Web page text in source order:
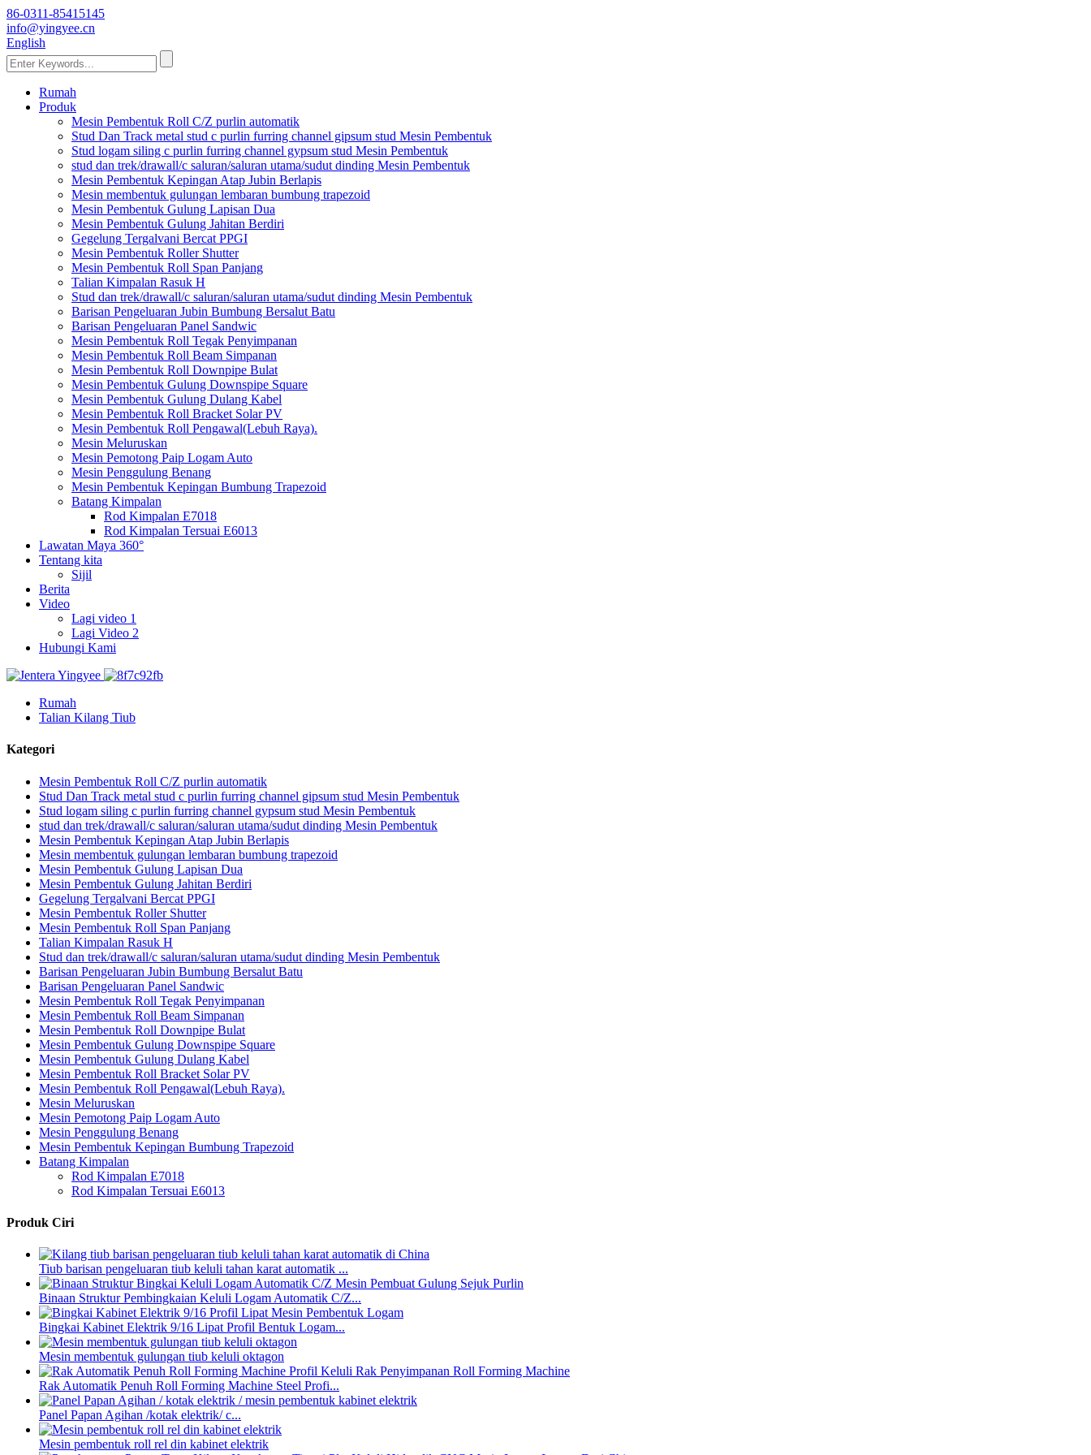
86-0311-85415145
info@yingyee.cn
English
Rumah
Produk
Mesin Pembentuk Roll C/Z purlin automatik
Stud Dan Track metal stud c purlin furring channel gipsum stud Mesin Pembentuk
Stud logam siling c purlin furring channel gypsum stud Mesin Pembentuk
stud dan trek/drawall/c saluran/saluran utama/sudut dinding Mesin Pembentuk
Mesin Pembentuk Kepingan Atap Jubin Berlapis
Mesin membentuk gulungan lembaran bumbung trapezoid
Mesin Pembentuk Gulung Lapisan Dua
Mesin Pembentuk Gulung Jahitan Berdiri
Gegelung Tergalvani Bercat PPGI
Mesin Pembentuk Roller Shutter
Mesin Pembentuk Roll Span Panjang
Talian Kimpalan Rasuk H
Stud dan trek/drawall/c saluran/saluran utama/sudut dinding Mesin Pembentuk
Barisan Pengeluaran Jubin Bumbung Bersalut Batu
Barisan Pengeluaran Panel Sandwic
Mesin Pembentuk Roll Tegak Penyimpanan
Mesin Pembentuk Roll Beam Simpanan
Mesin Pembentuk Roll Downpipe Bulat
Mesin Pembentuk Gulung Downspipe Square
Mesin Pembentuk Gulung Dulang Kabel
Mesin Pembentuk Roll Bracket Solar PV
Mesin Pembentuk Roll Pengawal(Lebuh Raya).
Mesin Meluruskan
Mesin Pemotong Paip Logam Auto
Mesin Penggulung Benang
Mesin Pembentuk Kepingan Bumbung Trapezoid
Batang Kimpalan
Rod Kimpalan E7018
Rod Kimpalan Tersuai E6013
Lawatan Maya 360°
Tentang kita
Sijil
Berita
Video
Lagi video 1
Lagi Video 2
Hubungi Kami
Rumah
Talian Kilang Tiub
Kategori
Mesin Pembentuk Roll C/Z purlin automatik
Stud Dan Track metal stud c purlin furring channel gipsum stud Mesin Pembentuk
Stud logam siling c purlin furring channel gypsum stud Mesin Pembentuk
stud dan trek/drawall/c saluran/saluran utama/sudut dinding Mesin Pembentuk
Mesin Pembentuk Kepingan Atap Jubin Berlapis
Mesin membentuk gulungan lembaran bumbung trapezoid
Mesin Pembentuk Gulung Lapisan Dua
Mesin Pembentuk Gulung Jahitan Berdiri
Gegelung Tergalvani Bercat PPGI
Mesin Pembentuk Roller Shutter
Mesin Pembentuk Roll Span Panjang
Talian Kimpalan Rasuk H
Stud dan trek/drawall/c saluran/saluran utama/sudut dinding Mesin Pembentuk
Barisan Pengeluaran Jubin Bumbung Bersalut Batu
Barisan Pengeluaran Panel Sandwic
Mesin Pembentuk Roll Tegak Penyimpanan
Mesin Pembentuk Roll Beam Simpanan
Mesin Pembentuk Roll Downpipe Bulat
Mesin Pembentuk Gulung Downspipe Square
Mesin Pembentuk Gulung Dulang Kabel
Mesin Pembentuk Roll Bracket Solar PV
Mesin Pembentuk Roll Pengawal(Lebuh Raya).
Mesin Meluruskan
Mesin Pemotong Paip Logam Auto
Mesin Penggulung Benang
Mesin Pembentuk Kepingan Bumbung Trapezoid
Batang Kimpalan
Rod Kimpalan E7018
Rod Kimpalan Tersuai E6013
Produk Ciri
Tiub barisan pengeluaran tiub keluli tahan karat automatik ...
Binaan Struktur Pembingkaian Keluli Logam Automatik C/Z...
Bingkai Kabinet Elektrik 9/16 Lipat Profil Bentuk Logam...
Mesin membentuk gulungan tiub keluli oktagon
Rak Automatik Penuh Roll Forming Machine Steel Profi...
Panel Papan Agihan /kotak elektrik/ c...
Mesin pembentuk roll rel din kabinet elektrik